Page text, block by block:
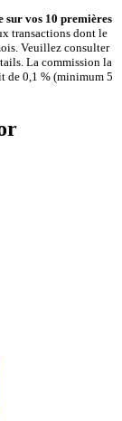
sur vos 10 premières
transactions dont le
Veuillez consulter
La commission la
de 0,1 % (minimum 5